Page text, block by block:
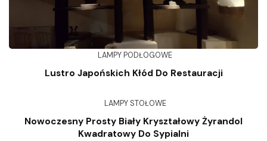
LAMPY PODŁOGOWE
Lustro Japońskich Kłód Do Restauracji
LAMPY STOŁOWE
Nowoczesny Prosty Biały Kryształowy Żyrandol
Kwadratowy Do Sypialni